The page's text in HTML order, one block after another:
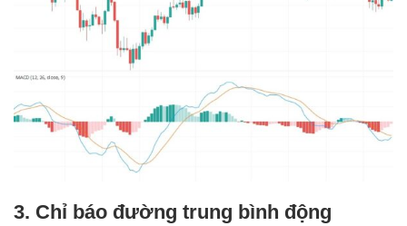
3. Chỉ báo đường trung bình động